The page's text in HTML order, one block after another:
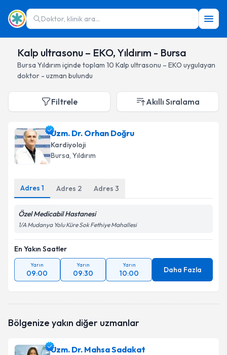
Doktor, klinik ara...
Kalp ultrasonu – EKO, Yıldırım - Bursa
Bursa Yıldırım içinde toplam 10 Kalp ultrasonu – EKO uygulayan
doktor - uzman bulundu
Filtrele Akıllı Sıralama
Uzm. Dr. Orhan Doğru
Kardiyoloji
Bursa, Yıldırım
Adres 1 Adres 2 Adres 3
Özel Medicabil Hastanesi
1/A Mudanya Yolu Küre Sok Fethiye Mahallesi
En Yakın Saatler
Yarın
09:00
Yarın
09:30
Yarın
10:00 Daha Fazla
Bölgenize yakın diğer uzmanlar
Uzm. Dr. Mahsa Sadakat